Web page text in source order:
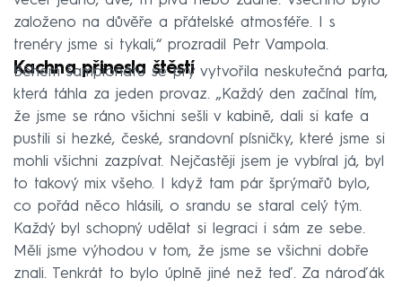
založeno na důvěře a přátelské atmosféře. I s
trenéry jsme si tykali,“ prozradil Petr Vampola.
Kachna přinesla štěstí
Během šampionátu se prý vytvořila neskutečná parta,
která táhla za jeden provaz. „Každý den začínal tím,
že jsme se ráno všichni sešli v kabině, dali si kafe a
pustili si hezké, české, srandovní písničky, které jsme si
mohli všichni zazpívat. Nejčastěji jsem je vybíral já, byl
to takový mix všeho. I když tam pár šprýmařů bylo,
co pořád něco hlásili, o srandu se staral celý tým.
Každý byl schopný udělat si legraci i sám ze sebe.
Měli jsme výhodou v tom, že jsme se všichni dobře
znali. Tenkrát to bylo úplně jiné než teď. Za nároďák